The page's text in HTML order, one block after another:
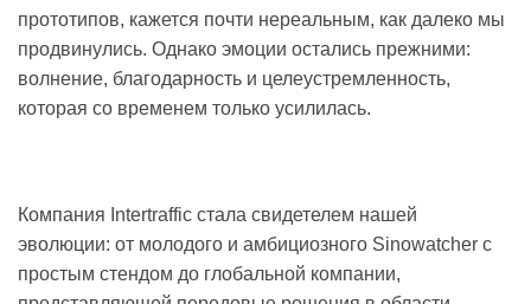
прототипов, кажется почти нереальным, как далеко мы
продвинулись. Однако эмоции остались прежними:
волнение, благодарность и целеустремленность,
которая со временем только усилилась.
Компания Intertraffic стала свидетелем нашей
эволюции: от молодого и амбициозного Sinowatcher с
простым стендом до глобальной компании,